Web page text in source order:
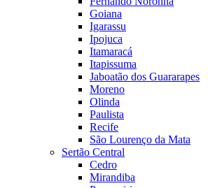
Goiana
Igarassu
Ipojuca
Itamaracá
Itapissuma
Jaboatão dos Guararapes
Moreno
Olinda
Paulista
Recife
São Lourenço da Mata
Sertão Central
Cedro
Mirandiba